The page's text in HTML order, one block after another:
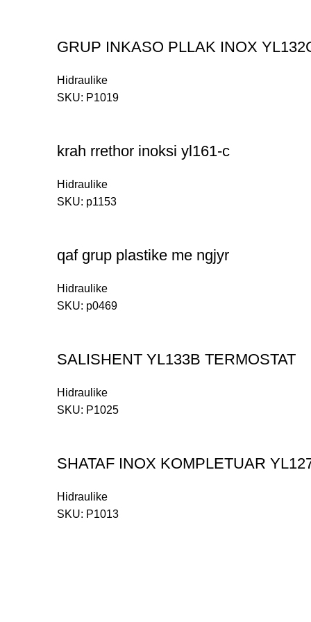
GRUP INKASO PLLAK INOX
Hidraulike
SKU: P1019
krah rrethor inoksi yl161-c
Hidraulike
SKU: p1153
qaf grup plastike me ngjyr
Hidraulike
SKU: p0469
SALISHENT YL133B TERMOSTAT
Hidraulike
SKU: P1025
SHATAF INOX KOMPLETUAR
Hidraulike
SKU: P1013